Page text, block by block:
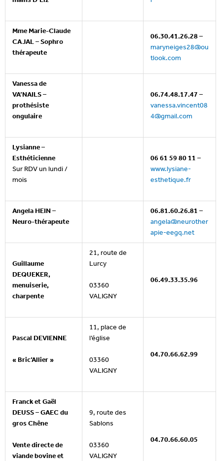
Mme Marie-Claude
CAJAL – Sophro
thérapeute
06.30.41.26.28–
maryneiges28@ou
tlook.com
Vanessa de
VA’NAILS –
prothésiste
ongulaire
06.74.48.17.47 –
vanessa.vincent08
4@gmail.com
Lysianne –
Esthéticienne
Sur RDV un lundi /
mois
06 61 59 80 11 –
www.lysiane-
esthetique.fr
Angela HEIN –
Neuro-thérapeute
06.81.60.26.81 –
angela@neurother
apie-eegq.net
Guillaume
DEQUEKER,
menuiserie,
charpente
21, route de
Lurcy
03360
VALIGNY
06.49.33.35.96
Pascal DEVIENNE
« Bric’Allier »
11, place de
l’église
03360
VALIGNY
04.70.66.62.99
Franck et Gaël
DEUSS – GAEC du
gros Chêne
Vente directe de
viande bovine et
9, route des
Sablons
03360
VALIGNY
04.70.66.60.05